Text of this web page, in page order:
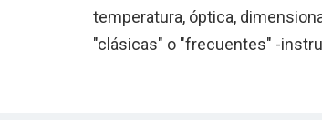
temperatura, óptica,
"clásicas" o "frecuentes" -